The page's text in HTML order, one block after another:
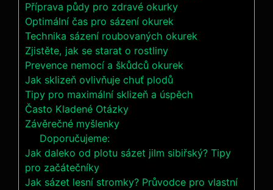
Příprava‌ půdy ​pro zdravé okurky
Optimální⁤ čas pro sázení okurek
Technika sázení roubovaných okurek
Zjistěte, jak se​ starat o rostliny
Prevence nemocí a škůdců okurek
Jak sklizeň ovlivňuje ‌chuť plodů
Tipy pro maximální sklizeň a úspěch
Často Kladené Otázky
Závěrečné myšlenky
Doporučujeme:
Jak daleko od plotu sázet jilm sibiřský? Tipy
pro začátečníky
Jak sázet lesní stromky? Průvodce pro vlastní